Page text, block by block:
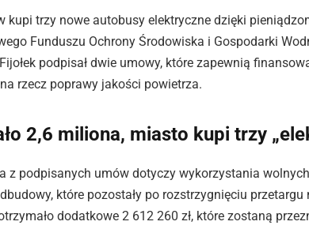
kupi trzy nowe autobusy elektryczne dzięki
Funduszu Ochrony Środowiska i Gospodarki
podpisał dwie umowy, które zapewnią
rzecz poprawy jakości powietrza.
2,6 miliona, miasto kupi trzy
z podpisanych umów dotyczy wykorzystania
które pozostały po rozstrzygnięciu
dodatkowe 2 612 260 zł, które zostaną